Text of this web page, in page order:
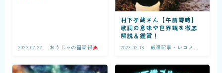
2023.02.22 おうじゃの福話術
村下孝蔵さん【午前零時】
歌詞の意味や世界観を徹底
解説＆鑑賞！
2023.02.18
厳選記事・レコメン